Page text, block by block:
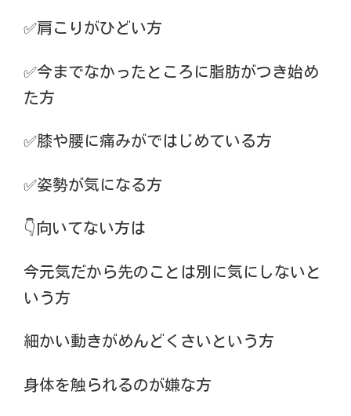
✅肩こりがひどい方
✅今までなかったところに脂肪がつき始め
た方
✅膝や腰に痛みがではじめている方
✅姿勢が気になる方
👇向いてない方は
今元気だから先のことは別に気にしないと
いう方
細かい動きがめんどくさいという方
身体を触られるのが嫌な方